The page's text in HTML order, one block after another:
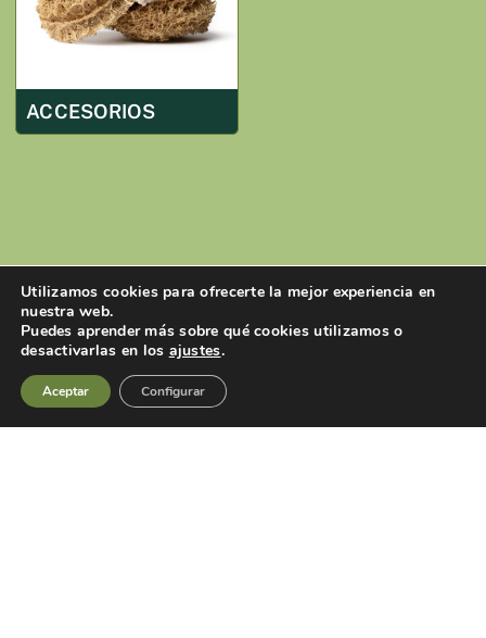
ACCESORIOS
Utilizamos cookies para ofrecerte la mejor experiencia en
nuestra web.
Puedes aprender más sobre qué cookies utilizamos o
desactivarlas en los ajustes.
Aceptar Configurar